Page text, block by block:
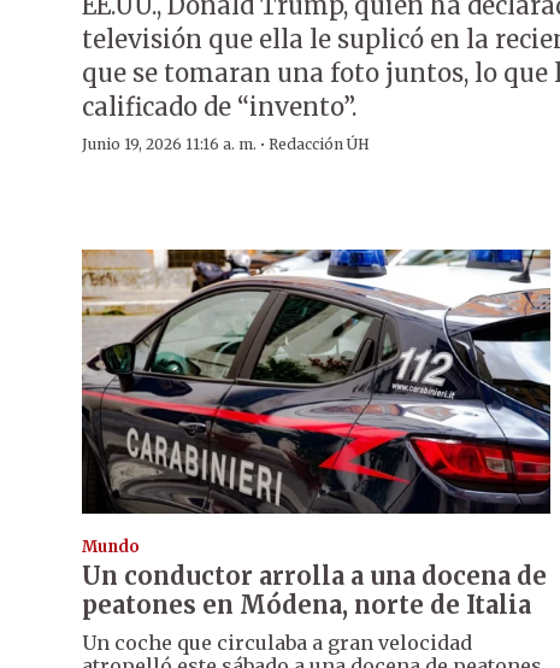
televisión que ella le suplicó en la
que se tomaran una foto juntos, lo
calificado de “invento”.
Junio 19, 2026 11:16 a. m. · Redacción ÚH
Mundo
Un conductor arrolla a una docena de
peatones en Módena, norte de Italia
Un coche que circulaba a gran velocidad